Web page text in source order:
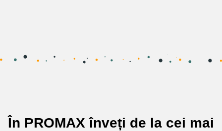
În PROMAX înveți de la cei mai